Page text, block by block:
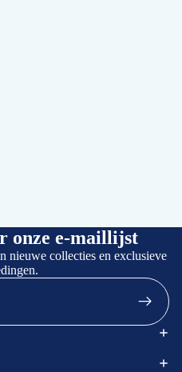
onze e-maillijst
nieuwe collecties en exclusieve